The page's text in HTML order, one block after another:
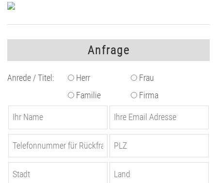
Anfrage
Anrede / Titel: Herr
Frau
Familie
Firma